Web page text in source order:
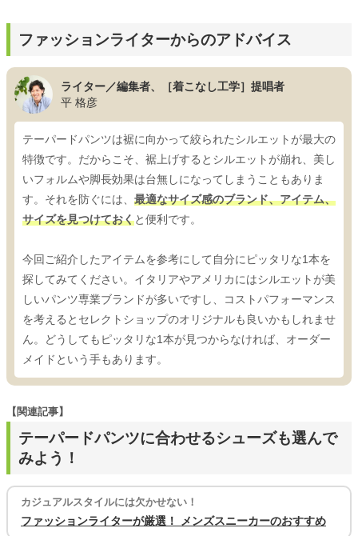
ファッションライターからのアドバイス
ライター／編集者、［着こなし工学］提唱者
平 格彦
テーパードパンツは裾に向かって絞られたシルエットが最大の
特徴です。だからこそ、裾上げするとシルエットが崩れ、美し
いフォルムや脚長効果は台無しになってしまうこともありま
す。それを防ぐには、 最適なサイズ感のブランド、アイテム、
サイズを見つけておくと便利です。
今回ご紹介したアイテムを参考にして自分にピッタリな1本を
探してみてください。イタリアやアメリカにはシルエットが美
しいパンツ専業ブランドが多いですし、コストパフォーマンス
を考えるとセレクトショップのオリジナルも良いかもしれませ
ん。どうしてもピッタリな1本が見つからなければ、オーダー
メイドという手もあります。
テーパードパンツに合わせるシューズも選んで
みよう！
【関連記事】
カジュアルスタイルには欠かせない！
ファッションライターが厳選！ メンズスニーカーのおすすめ